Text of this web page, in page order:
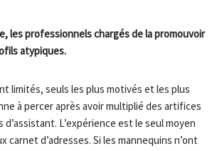
les professionnels chargés de la promouvoir
atypiques.
limités, seuls les plus motivés et les plus
à percer après avoir multiplié des artifices
L’expérience est le seul moyen
carnet d’adresses. Si les mannequins n’ont